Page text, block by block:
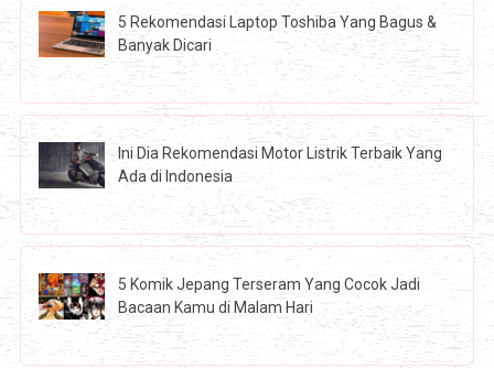
5 Rekomendasi Laptop Toshiba Yang Bagus &
Banyak Dicari
Ini Dia Rekomendasi Motor Listrik Terbaik Yang
Ada di Indonesia
5 Komik Jepang Terseram Yang Cocok Jadi
Bacaan Kamu di Malam Hari